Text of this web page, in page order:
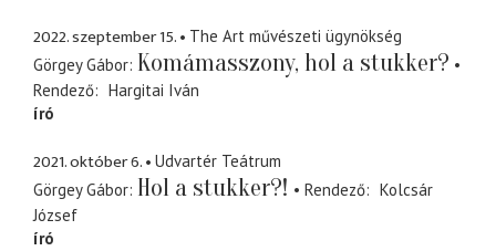
2022. szeptember 15.
The Art művészeti ügynökség
Görgey Gábor Komámasszony, hol a stukker?
Rendező
Hargitai Iván
író
2021. október 6.
Udvartér Teátrum
Görgey Gábor Hol a stukker?! Rendező
Kolcsár
József
író